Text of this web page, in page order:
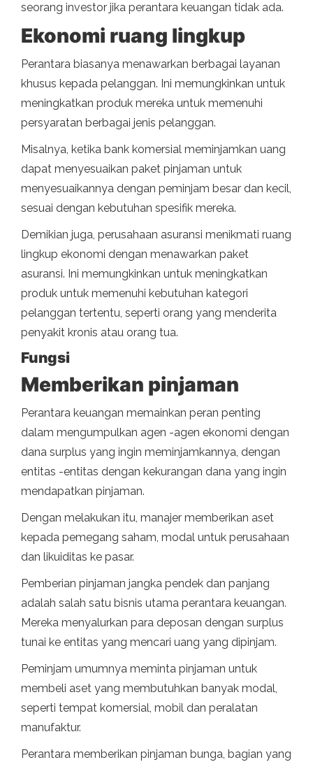
seorang investor jika perantara keuangan tidak ada.
Ekonomi ruang lingkup
Perantara biasanya menawarkan berbagai layanan
khusus kepada pelanggan. Ini memungkinkan untuk
meningkatkan produk mereka untuk memenuhi
persyaratan berbagai jenis pelanggan.
Misalnya, ketika bank komersial meminjamkan uang
dapat menyesuaikan paket pinjaman untuk
menyesuaikannya dengan peminjam besar dan kecil,
sesuai dengan kebutuhan spesifik mereka.
Demikian juga, perusahaan asuransi menikmati ruang
lingkup ekonomi dengan menawarkan paket
asuransi. Ini memungkinkan untuk meningkatkan
produk untuk memenuhi kebutuhan kategori
pelanggan tertentu, seperti orang yang menderita
penyakit kronis atau orang tua.
Fungsi
Memberikan pinjaman
Perantara keuangan memainkan peran penting
dalam mengumpulkan agen -agen ekonomi dengan
dana surplus yang ingin meminjamkannya, dengan
entitas -entitas dengan kekurangan dana yang ingin
mendapatkan pinjaman.
Dengan melakukan itu, manajer memberikan aset
kepada pemegang saham, modal untuk perusahaan
dan likuiditas ke pasar.
Pemberian pinjaman jangka pendek dan panjang
adalah salah satu bisnis utama perantara keuangan.
Mereka menyalurkan para deposan dengan surplus
tunai ke entitas yang mencari uang yang dipinjam.
Peminjam umumnya meminta pinjaman untuk
membeli aset yang membutuhkan banyak modal,
seperti tempat komersial, mobil dan peralatan
manufaktur.
Perantara memberikan pinjaman bunga, bagian yang